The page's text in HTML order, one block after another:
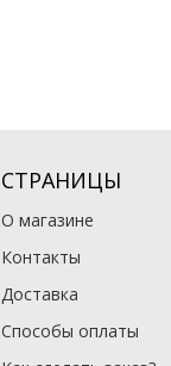
СТРАНИЦЫ
О магазине
Контакты
Доставка
Способы оплаты